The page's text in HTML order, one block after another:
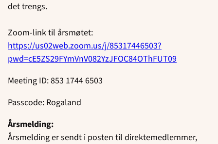
det trengs.
Zoom-link til årsmøtet:
https://us02web.zoom.us/j/85317446503?
pwd=cE5ZS29FYmVnV082YzJFOC84OThFUT09
Meeting ID: 853 1744 6503
Passcode: Rogaland
Årsmelding:
Årsmelding er sendt i posten til direktemedlemmer,